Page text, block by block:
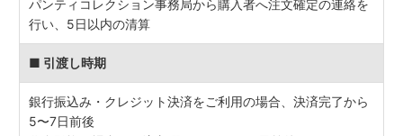
パンティコレクション事務局から購入者へ注文確定の連絡を
行い、5日以内の清算
■ 引渡し時期
銀行振込み・クレジット決済をご利用の場合、決済完了から
5〜7日前後